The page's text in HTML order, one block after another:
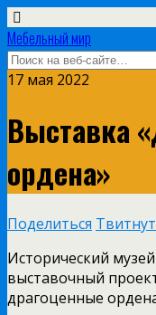
Мебельный мир
17 мая 2022
Выставка
ордена»
Поделиться
Исторический
выставочный
драгоценные